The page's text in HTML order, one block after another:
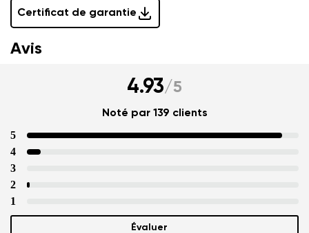
Certificat de garantie
Avis
4.93/5
Noté par 139 clients
5
4
3
2
1
Évaluer